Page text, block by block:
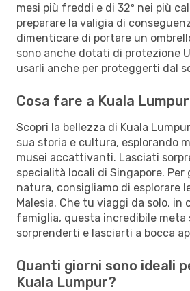
mesi più freddi e di 32º nei più
preparare la valigia di
dimenticare di portare un
sono anche dotati di protezione
usarli anche per proteggerti dal
Cosa fare a Kuala Lumpur
Scopri la bellezza di Kuala
sua storia e cultura, esplorando
musei accattivanti. Lasciati
specialità locali di Singapore. Per
natura, consigliamo di esplorare
Malesia. Che tu viaggi da solo, in
famiglia, questa incredibile meta
sorprenderti e lasciarti a bocca
Quanti giorni sono ideali
Kuala Lumpur?